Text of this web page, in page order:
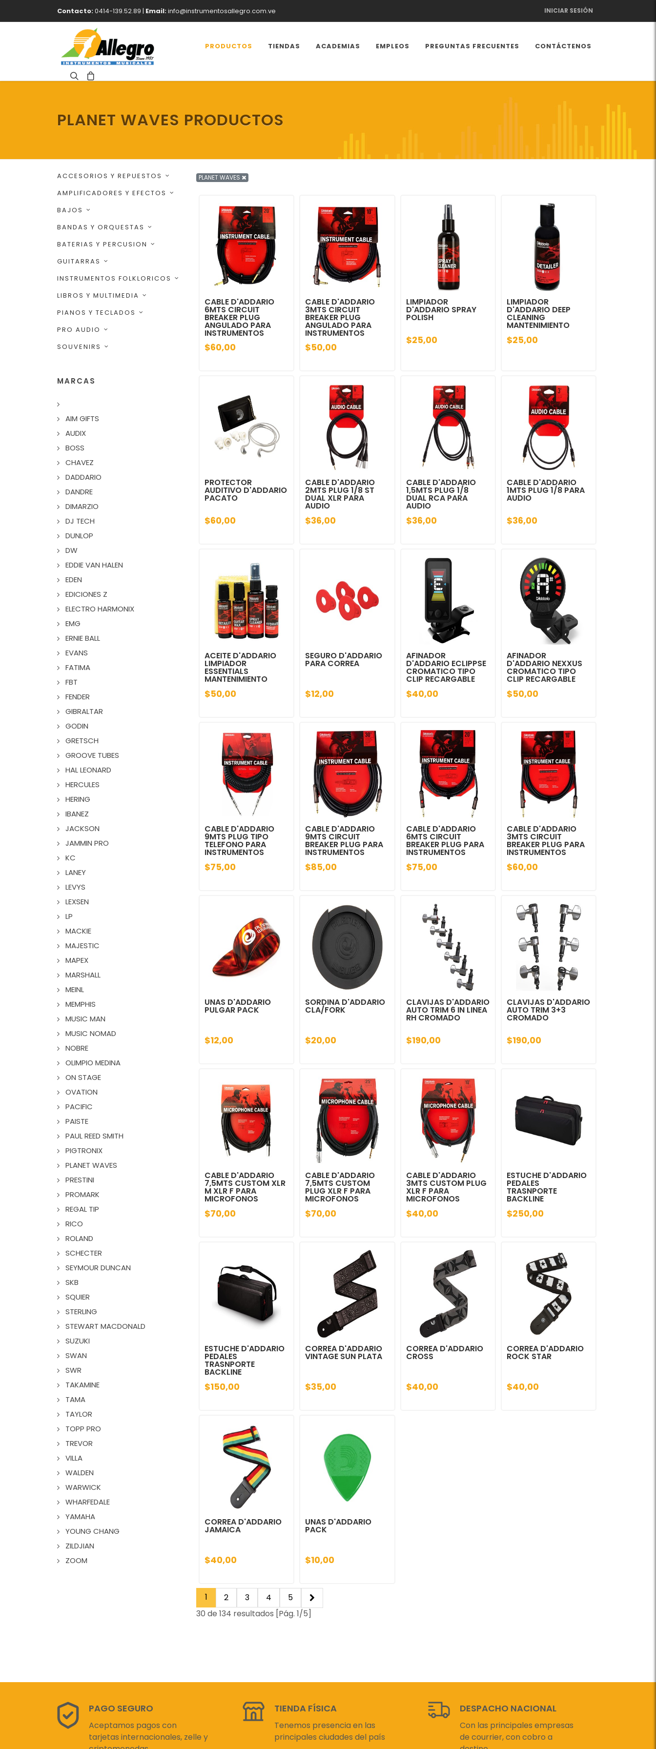
Contacto:0414-139.52.89 | Email:info@instrumentosallegro.com.ve INICIAR SESIÓN
PRODUCTOS TIENDAS ACADEMIAS EMPLEOS PREGUNTAS FRECUENTES CONTÁCTENOS
PLANET WAVES PRODUCTOS
ACCESORIOS Y REPUESTOS
AMPLIFICADORES Y EFECTOS
BAJOS
BANDAS Y ORQUESTAS
BATERIAS Y PERCUSION
GUITARRAS
INSTRUMENTOS FOLKLORICOS
LIBROS Y MULTIMEDIA
PIANOS Y TECLADOS
PRO AUDIO
SOUVENIRS
MARCAS
AIM GIFTS
AUDIX
BOSS
CHAVEZ
DADDARIO
DANDRE
DIMARZIO
DJ TECH
DUNLOP
DW
EDDIE VAN HALEN
EDEN
EDICIONES Z
ELECTRO HARMONIX
EMG
ERNIE BALL
EVANS
FATIMA
FBT
FENDER
GIBRALTAR
GODIN
GRETSCH
GROOVE TUBES
HAL LEONARD
HERCULES
HERING
IBANEZ
JACKSON
JAMMIN PRO
KC
LANEY
LEVYS
LEXSEN
LP
MACKIE
MAJESTIC
MAPEX
MARSHALL
MEINL
MEMPHIS
MUSIC MAN
MUSIC NOMAD
NOBRE
OLIMPIO MEDINA
ON STAGE
OVATION
PACIFIC
PAISTE
PAUL REED SMITH
PIGTRONIX
PLANET WAVES
PRESTINI
PROMARK
REGAL TIP
RICO
ROLAND
SCHECTER
SEYMOUR DUNCAN
SKB
SQUIER
STERLING
STEWART MACDONALD
SUZUKI
SWAN
SWR
TAKAMINE
TAMA
TAYLOR
TOPP PRO
TREVOR
VILLA
WALDEN
WARWICK
WHARFEDALE
YAMAHA
YOUNG CHANG
ZILDJIAN
ZOOM
PLANET WAVES
CABLE D'ADDARIO
6MTS CIRCUIT
BREAKER PLUG
ANGULADO PARA
INSTRUMENTOS
$60,00
CABLE D'ADDARIO
3MTS CIRCUIT
BREAKER PLUG
ANGULADO PARA
INSTRUMENTOS
$50,00
LIMPIADOR
D'ADDARIO SPRAY
POLISH
$25,00
LIMPIADOR
D'ADDARIO DEEP
CLEANING
MANTENIMIENTO
$25,00
PROTECTOR
AUDITIVO D'ADDARIO
PACATO
$60,00
CABLE D'ADDARIO
2MTS PLUG 1/8 ST
DUAL XLR PARA
AUDIO
$36,00
CABLE D'ADDARIO
1,5MTS PLUG 1/8
DUAL RCA PARA
AUDIO
$36,00
CABLE D'ADDARIO
1MTS PLUG 1/8 PARA
AUDIO
$36,00
ACEITE D'ADDARIO
LIMPIADOR
ESSENTIALS
MANTENIMIENTO
$50,00
SEGURO D'ADDARIO
PARA CORREA
$12,00
AFINADOR
D'ADDARIO ECLIPPSE
CROMATICO TIPO
CLIP RECARGABLE
$40,00
AFINADOR
D'ADDARIO NEXXUS
CROMATICO TIPO
CLIP RECARGABLE
$50,00
CABLE D'ADDARIO
9MTS PLUG TIPO
TELEFONO PARA
INSTRUMENTOS
$75,00
CABLE D'ADDARIO
9MTS CIRCUIT
BREAKER PLUG PARA
INSTRUMENTOS
$85,00
CABLE D'ADDARIO
6MTS CIRCUIT
BREAKER PLUG PARA
INSTRUMENTOS
$75,00
CABLE D'ADDARIO
3MTS CIRCUIT
BREAKER PLUG PARA
INSTRUMENTOS
$60,00
UNAS D'ADDARIO
PULGAR PACK
$12,00
SORDINA D'ADDARIO
CLA/FORK
$20,00
CLAVIJAS D'ADDARIO
AUTO TRIM 6 IN LINEA
RH CROMADO
$190,00
CLAVIJAS D'ADDARIO
AUTO TRIM 3+3
CROMADO
$190,00
CABLE D'ADDARIO
7,5MTS CUSTOM XLR
M XLR F PARA
MICROFONOS
$70,00
CABLE D'ADDARIO
7,5MTS CUSTOM
PLUG XLR F PARA
MICROFONOS
$70,00
CABLE D'ADDARIO
3MTS CUSTOM PLUG
XLR F PARA
MICROFONOS
$40,00
ESTUCHE D'ADDARIO
PEDALES
TRASNPORTE
BACKLINE
$250,00
ESTUCHE D'ADDARIO
PEDALES
TRASNPORTE
BACKLINE
$150,00
CORREA D'ADDARIO
VINTAGE SUN PLATA
$35,00
CORREA D'ADDARIO
CROSS
$40,00
CORREA D'ADDARIO
ROCK STAR
$40,00
CORREA D'ADDARIO
JAMAICA
$40,00
UNAS D'ADDARIO
PACK
$10,00
1 2 3 4
5
30 de 134 resultados [Pág. 1/5]
PAGO SEGURO
Aceptamos pagos con
tarjetas internacionales, zelle y
TIENDA FÍSICA
Tenemos presencia en las
principales ciudades del país
DESPACHO NACIONAL
Con las principales empresas
de courrier, con cobro a